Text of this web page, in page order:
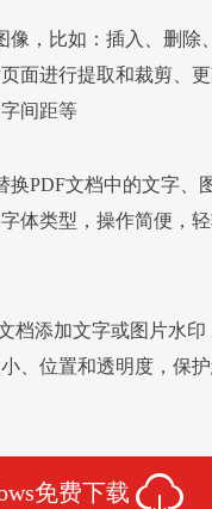
像，比如：插入、删除
面进行提取和裁剪、更
间距等
换PDF文档中的文字、
体类型，操作简便，
档添加文字或图片水印
、位置和透明度，保护
免费下载